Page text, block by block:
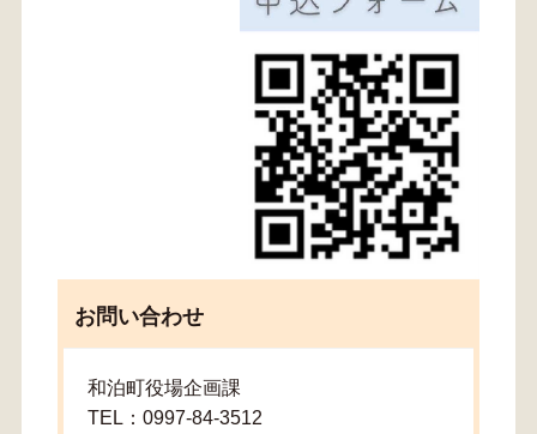
お問い合わせ
和泊町役場企画課
TEL：0997-84-3512